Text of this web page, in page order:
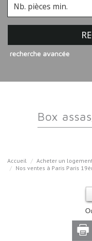
recherche avancée
box
Accueil
Acheter un
Nos ventes à Paris Paris